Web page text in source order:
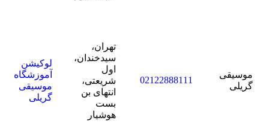
موسیقی
گریلی
02122888111
تهران،
سیدخندان،
اول
شریعتى،
انتهاى بن‌
بست
هوشیار
لوکیشن
آموزشگاه
موسیقی
گریلی